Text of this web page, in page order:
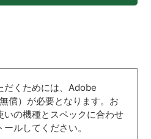
だくためには、Adobe
償）が必要となります。お
いの機種とスペックに合わせ
ルしてください。